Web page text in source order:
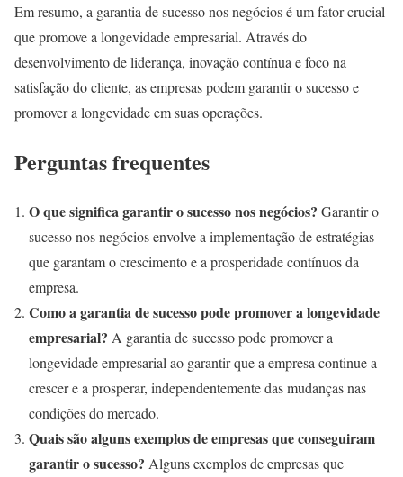
Em resumo, a garantia de sucesso nos negócios é um fator crucial
que promove a longevidade empresarial. Através do
desenvolvimento de liderança, inovação contínua e foco na
satisfação do cliente, as empresas podem garantir o sucesso e
promover a longevidade em suas operações.
Perguntas frequentes
O que significa garantir o sucesso nos negócios? Garantir o
sucesso nos negócios envolve a implementação de estratégias
que garantam o crescimento e a prosperidade contínuos da
empresa.
Como a garantia de sucesso pode promover a longevidade
empresarial? A garantia de sucesso pode promover a
longevidade empresarial ao garantir que a empresa continue a
crescer e a prosperar, independentemente das mudanças nas
condições do mercado.
Quais são alguns exemplos de empresas que conseguiram
garantir o sucesso? Alguns exemplos de empresas que